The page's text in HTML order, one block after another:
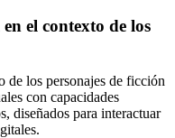
el contexto de los
los personajes de ficción
con capacidades
diseñados para interactuar